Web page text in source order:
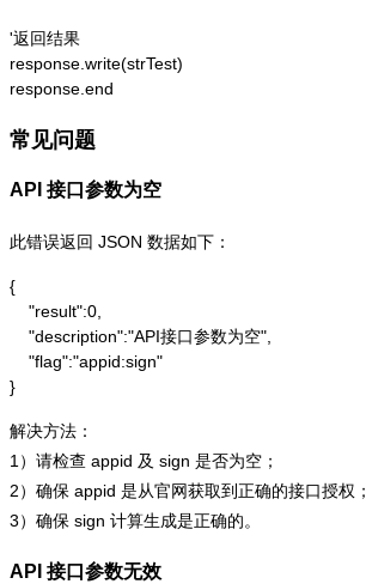
'返回结果
response.write(strTest)
response.end
常见问题
API 接口参数为空
此错误返回 JSON 数据如下：
{
    "result":0,
    "description":"API接口参数为空",
    "flag":"appid:sign"
}
解决方法：
1）请检查 appid 及 sign 是否为空；
2）确保 appid 是从官网获取到正确的接口授权；
3）确保 sign 计算生成是正确的。
API 接口参数无效